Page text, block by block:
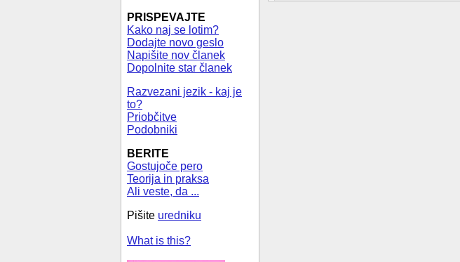
PRISPEVAJTE
Kako naj se lotim?
Dodajte novo geslo
Napišite nov članek
Dopolnite star članek
Razvezani jezik - kaj je
to?
Priobčitve
Podobniki
BERITE
Gostujoče pero
Teorija in praksa
Ali veste, da ...
Pišite uredniku
What is this?